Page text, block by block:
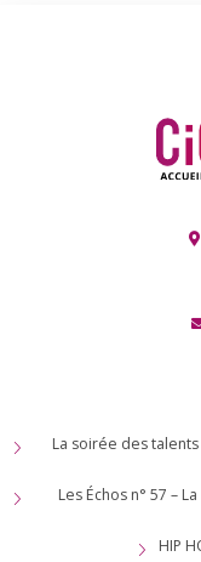
La soirée des
Les Échos n° 57 –
HIP